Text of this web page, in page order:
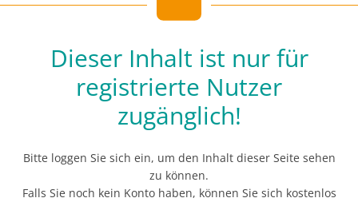
Dieser Inhalt ist nur für
registrierte Nutzer
zugänglich!
Bitte loggen Sie sich ein, um den Inhalt dieser Seite sehen
zu können.
Falls Sie noch kein Konto haben, können Sie sich kostenlos